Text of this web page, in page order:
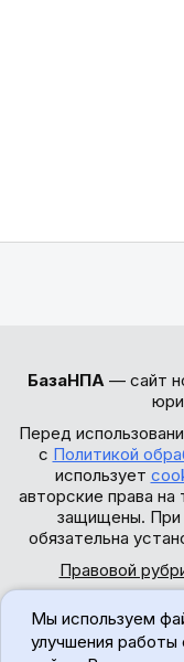
БазаНПА — сайт
Перед
с Политикой
использует
авторские права
защищены. При
обязательна
Правовой
Мы используем
улучшения работы